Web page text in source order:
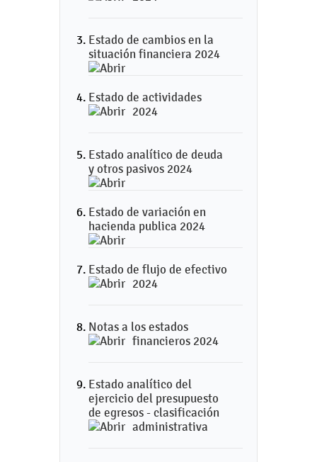
Estado de cambios en la
situación financiera 2024
Estado de actividades
2024
Estado analítico de deuda
y otros pasivos 2024
Estado de variación en
hacienda publica 2024
Estado de flujo de efectivo
2024
Notas a los estados
financieros 2024
Estado analítico del
ejercicio del presupuesto
de egresos - clasificación
administrativa